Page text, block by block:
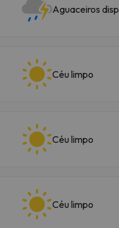
Aguaceiros
Céu limpo
Céu limpo
Céu limpo